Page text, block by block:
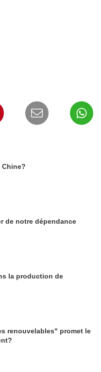
Chine?
de notre dépendance
la production de
renouvelables" promet le